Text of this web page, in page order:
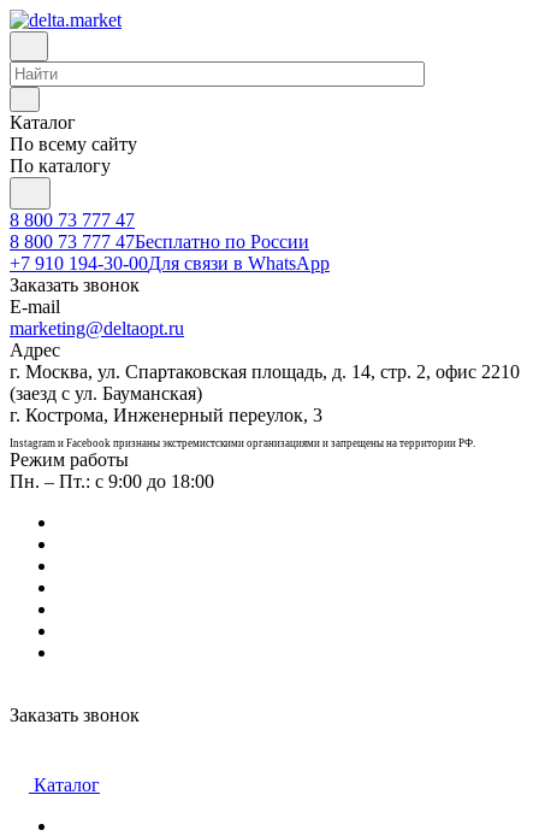
Каталог
По всему сайту
По каталогу
8 800 73 777 47
8 800 73 777 47Бесплатно по России
+7 910 194-30-00Для связи в WhatsApp
Заказать звонок
E-mail
marketing@deltaopt.ru
Адрес
г. Москва, ул. Спартаковская площадь, д. 14, стр. 2, офис 2210
(заезд с ул. Бауманская)
г. Кострома, Инженерный переулок, 3
Instagram и Facebook признаны экстремистскими организациями и запрещены на территории РФ.
Режим работы
Пн. – Пт.: с 9:00 до 18:00
Заказать звонок
Каталог